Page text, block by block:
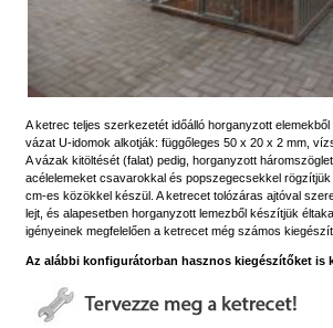
A ketrec teljes szerkezetét időálló horganyzott
vázat U-idomok alkotják: függőleges 50 x 20 x 2 mm,
A vázak kitöltését (falat) pedig, horganyzott
acélelemeket csavarokkal és popszegecsekkel
cm-es közökkel készül. A ketrecet tolózáras ajtóval
lejt, és alapesetben horganyzott lemezből készítjük
igényeinek megfelelően a ketrecet még számos
Az alábbi konfigurátorban hasznos kiegészítőket is